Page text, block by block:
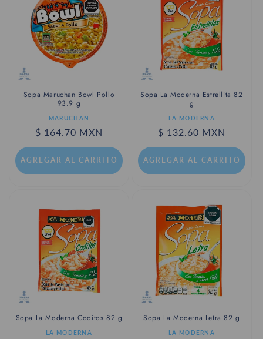
Sopa Maruchan Bowl Pollo
93.9 g
Proveedor:MARUCHAN
Precio
habitual
$ 164.70 MXN
AGREGAR AL CARRITO
Sopa La Moderna Estrellita 82
g
Proveedor:LA MODERNA
Precio
habitual
$ 132.60 MXN
AGREGAR AL CARRITO
Sopa La Moderna Coditos 82 g
Proveedor:LA MODERNA
Sopa La Moderna Letra 82 g
Proveedor:LA MODERNA